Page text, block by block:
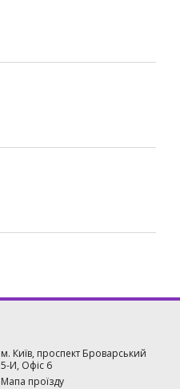
м. Київ, проспект Броварський
5-И, Офіс 6
Мапа проїзду